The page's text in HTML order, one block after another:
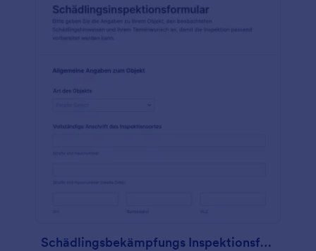
Schädlingsbekämpfungs Inspektionsformular